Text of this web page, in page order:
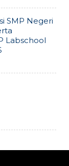
SMP Negeri
Labschool